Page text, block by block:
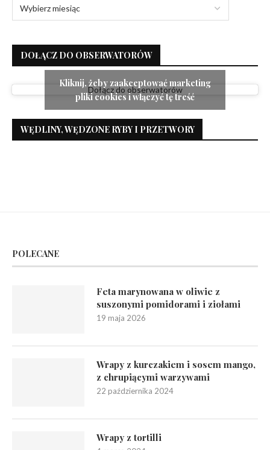
DOŁĄCZ DO OBSERWATORÓW
Dołącz do obserwatorów
Kliknij, żeby zaakceptować marketing
pliki cookies i włączyć tę treść
WĘDLINY, WĘDZONE RYBY I PRZETWORY
POLECANE
Feta marynowana w oliwie z
suszonymi pomidorami i ziołami
19 maja 2026
Wrapy z kurczakiem i sosem mango,
z chrupiącymi warzywami
22 października 2024
Wrapy z tortilli